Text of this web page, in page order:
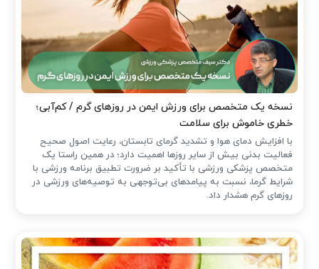
نسخه یک متخصص برای ورزش ایمن در روزهای گرم / کم‌آبی؛
خطری خاموش برای سلامت
با افزایش دمای هوا و تشدید گرمای تابستان، رعایت اصول صحیح
فعالیت بدنی بیش از سایر روزها اهمیت دارد؛ در همین راستا یک
متخصص پزشکی ورزشی با تأکید بر ضرورت تطبیق برنامه ورزشی با
شرایط گرما، نسبت به پیامدهای بی‌توجهی به توصیه‌های ورزشی در
روزهای گرم هشدار داد.